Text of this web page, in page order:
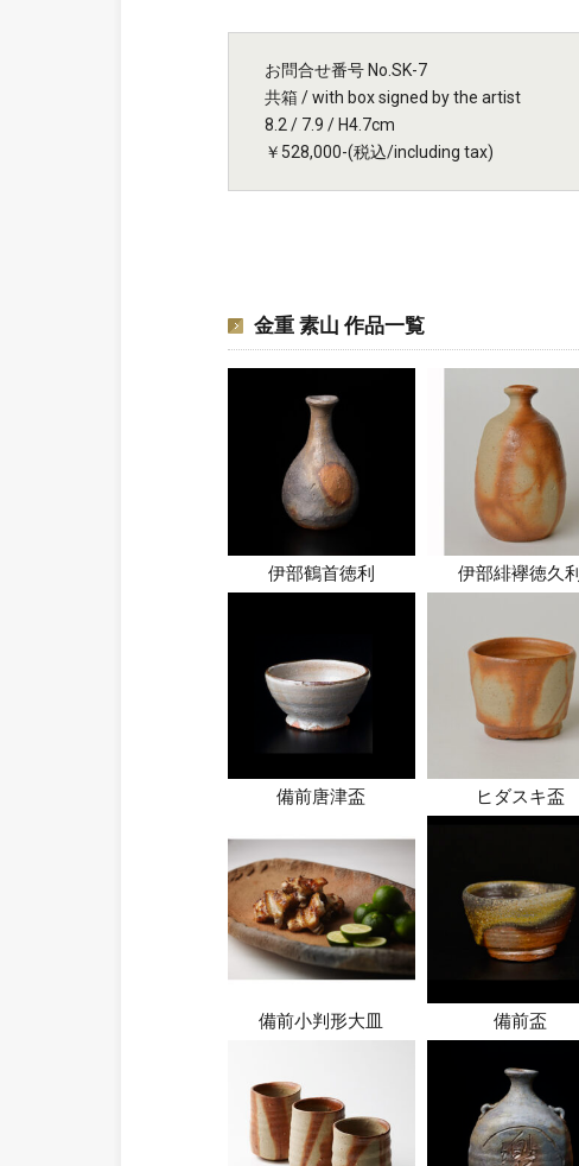
お問合せ番号 No.SK-7
共箱 / with box signed by the artist
8.2 / 7.9 / H4.7cm
￥528,000-(税込/including tax)
金重 素山 作品一覧
伊部鶴首徳利 伊部緋襷徳久利
備前唐津盃 ヒダスキ盃
備前小判形大皿 備前盃